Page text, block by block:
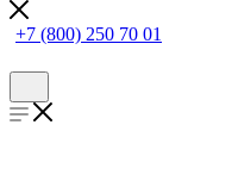
+7 (800) 250 70 01